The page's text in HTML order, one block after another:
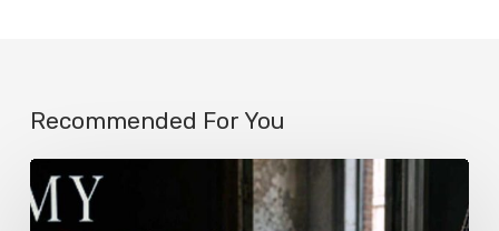
Recommended For You
JotaEme
estrena